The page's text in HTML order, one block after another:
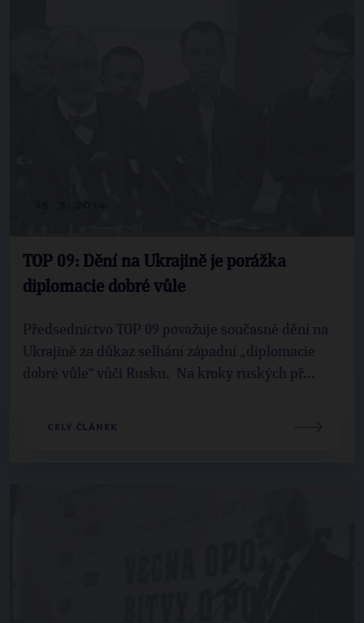
TOP 09: Dění na Ukrajině je porážka
diplomacie dobré vůle
Předsednictvo TOP 09 považuje současné dění na
Ukrajině za důkaz selhání západní „diplomacie
dobré vůle“ vůči Rusku. Na kroky ruských př...
CELÝ ČLÁNEK